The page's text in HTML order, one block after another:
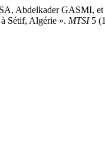
Abdelkader GASMI,
Sétif, Algérie ». MTSI5